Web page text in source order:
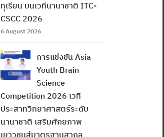
ทุเรียน บนเวทีนานาชาติ ITC-
CSCC 2026
6 August 2026
การแข่งขัน Asia
Youth Brain
Science
Competition 2026 เวที
ประสาทวิทยาศาสตร์ระดับ
นานาชาติ เสริมศักยภาพ
เยาวชนสู่มาตรฐานสากล